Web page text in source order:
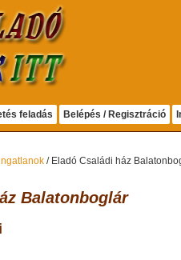
feladás Belépés / Regisztráció
/ Eladó Családi ház
Balatonboglár